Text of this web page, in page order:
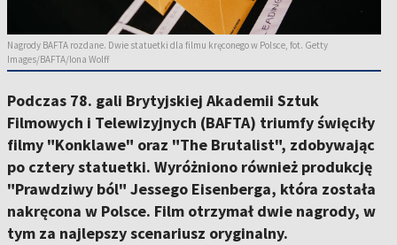
Nagrody BAFTA rozdane. Dwie statuetki dla filmu kręconego w Polsce, fot. Getty
Images/BAFTA/Iona Wolff
Podczas 78. gali Brytyjskiej Akademii Sztuk
Filmowych i Telewizyjnych (BAFTA) triumfy święciły
filmy "Konklawe" oraz "The Brutalist", zdobywając
po cztery statuetki. Wyróżniono również produkcję
"Prawdziwy ból" Jessego Eisenberga, która została
nakręcona w Polsce. Film otrzymał dwie nagrody, w
tym za najlepszy scenariusz oryginalny.